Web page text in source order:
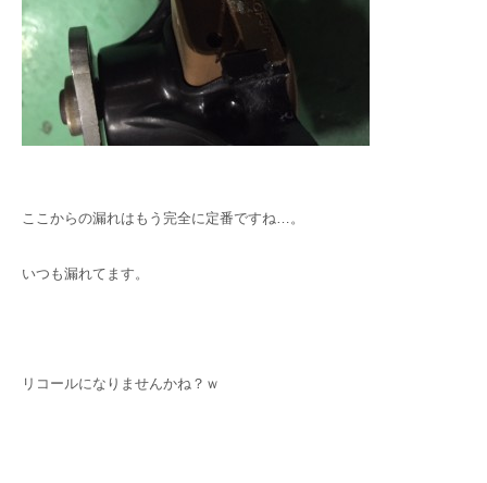
ここからの漏れはもう完全に定番ですね…。
いつも漏れてます。
リコールになりませんかね？ｗ